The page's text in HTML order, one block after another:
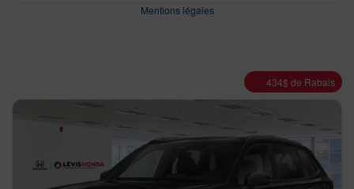
Mentions légales
434$ de Rabais